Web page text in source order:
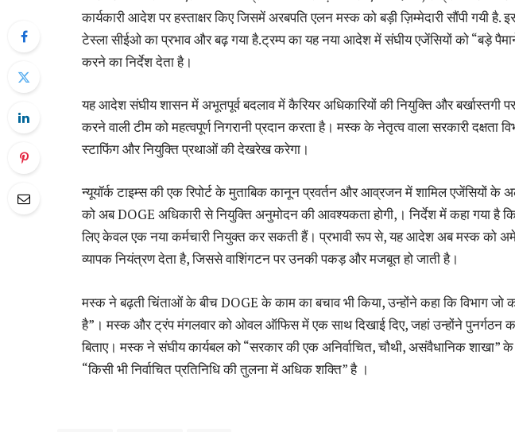
कार्यकारी आदेश पर हस्ताक्षर किए जिसमें अरबपति एलन मस्क को बड़ी ज़िम्मेदारी सौंपी गयी
टेस्ला सीईओ का प्रभाव और बढ़ गया है.ट्रम्प का यह नया आदेश में संघीय एजेंसियों को “बड़े
करने का निर्देश देता है।
यह आदेश संघीय शासन में अभूतपूर्व बदलाव में कैरियर अधिकारियों की नियुक्ति और बर्खास्तगी
करने वाली टीम को महत्वपूर्ण निगरानी प्रदान करता है। मस्क के नेतृत्व वाला सरकारी दक्षता
स्टाफिंग और नियुक्ति प्रथाओं की देखरेख करेगा।
न्यूयॉर्क टाइम्स की एक रिपोर्ट के मुताबिक कानून प्रवर्तन और आव्रजन में शामिल एजेंसियों के
को अब DOGE अधिकारी से नियुक्ति अनुमोदन की आवश्यकता होगी,। निर्देश में कहा गया है कि
लिए केवल एक नया कर्मचारी नियुक्त कर सकती हैं। प्रभावी रूप से, यह आदेश अब मस्क को
व्यापक नियंत्रण देता है, जिससे वाशिंगटन पर उनकी पकड़ और मजबूत हो जाती है।
मस्क ने बढ़ती चिंताओं के बीच DOGE के काम का बचाव भी किया, उन्होंने कहा कि विभाग जो
है”। मस्क और ट्रंप मंगलवार को ओवल ऑफिस में एक साथ दिखाई दिए, जहां उन्होंने पुनर्गठन
बिताए। मस्क ने संघीय कार्यबल को “सरकार की एक अनिर्वाचित, चौथी, असंवैधानिक शाखा”
“किसी भी निर्वाचित प्रतिनिधि की तुलना में अधिक शक्ति” है ।